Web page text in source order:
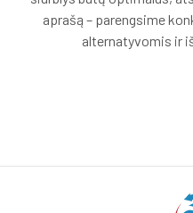
aprašą – parengsime
alternatyvomis ir